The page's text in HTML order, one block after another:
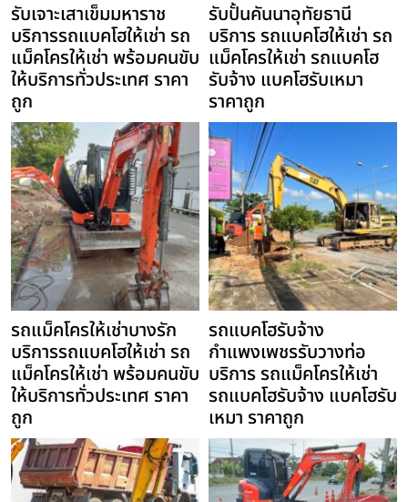
รับเจาะเสาเข็มมหาราช
บริการรถแบคโฮให้เช่า รถ
แม็คโครให้เช่า พร้อมคนขับ
ให้บริการทั่วประเทศ ราคา
ถูก
รับปั้นคันนาอุทัยธานี
บริการ รถแบคโฮให้เช่า รถ
แม็คโครให้เช่า รถแบคโฮ
รับจ้าง แบคโฮรับเหมา
ราคาถูก
รถแม็คโครให้เช่าบางรัก
บริการรถแบคโฮให้เช่า รถ
แม็คโครให้เช่า พร้อมคนขับ
ให้บริการทั่วประเทศ ราคา
ถูก
รถแบคโฮรับจ้าง
กำแพงเพชรรับวางท่อ
บริการ รถแม็คโครให้เช่า
รถแบคโฮรับจ้าง แบคโฮรับ
เหมา ราคาถูก